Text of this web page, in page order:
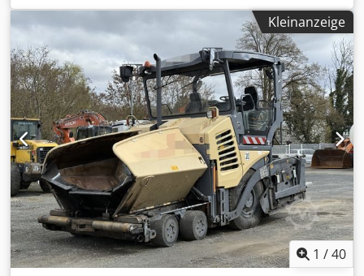
Verdichterbohle Crsdpfezlilwsx Amyef * Hydraulische
Einbaubreite: 6 m * Nivellierautomatik *
Zentralschmierung * Verbreiterungen: 2x 75 cm & 2x25 cm
* Gesamtarbeitsbreite: 8m
Kleinanzeige
1 /40